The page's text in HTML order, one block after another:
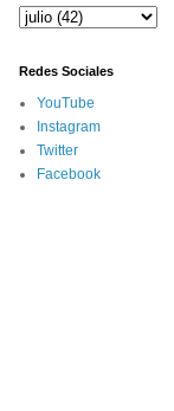
Redes Sociales
YouTube
Instagram
Twitter
Facebook